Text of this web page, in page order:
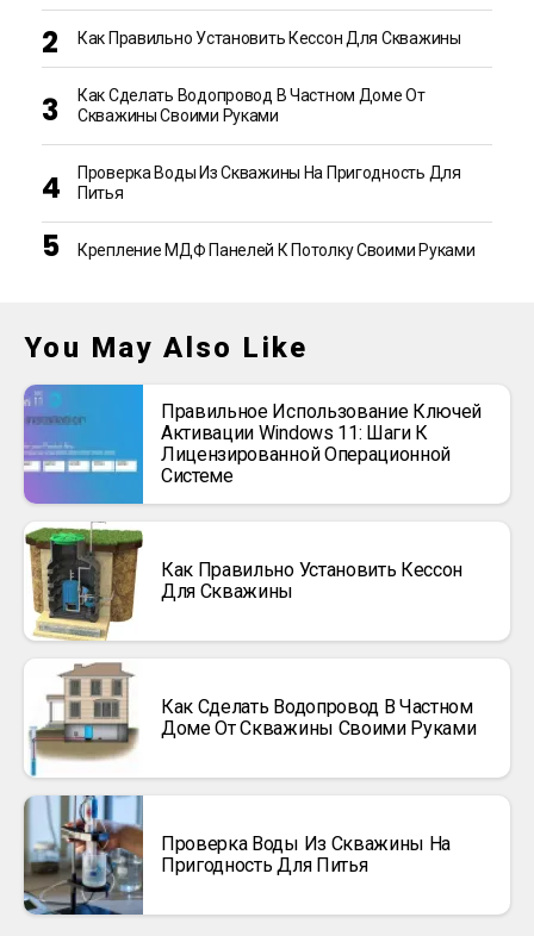
Как Правильно Установить Кессон Для Скважины
Как Сделать Водопровод В Частном Доме От
Скважины Своими Руками
Проверка Воды Из Скважины На Пригодность Для
Питья
Крепление МДФ Панелей К Потолку Своими Руками
You May Also Like
Правильное Использование Ключей
Активации Windows 11: Шаги К
Лицензированной Операционной
Системе
Как Правильно Установить Кессон
Для Скважины
Как Сделать Водопровод В Частном
Доме От Скважины Своими Руками
Проверка Воды Из Скважины На
Пригодность Для Питья